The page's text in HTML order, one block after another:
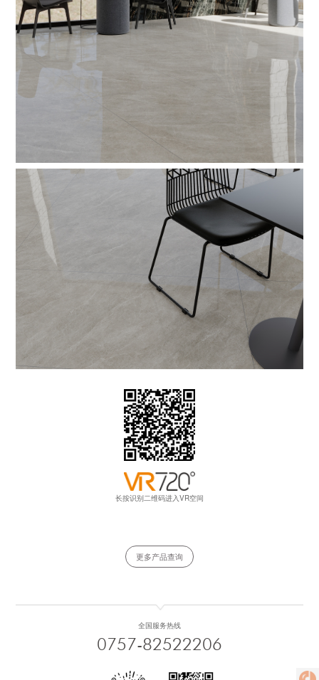
长按识别二维码进入VR空间
更多产品查询
全国服务热线
0757-82522206